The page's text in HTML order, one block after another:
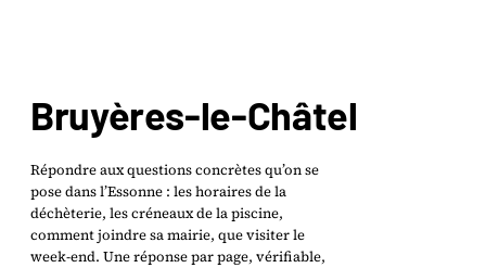
Bruyères-le-Châtel
Répondre aux questions concrètes qu’on se
pose dans l’Essonne : les horaires de la
déchèterie, les créneaux de la piscine,
comment joindre sa mairie, que visiter le
week-end. Une réponse par page, vérifiable,